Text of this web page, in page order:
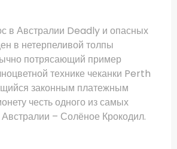
в Австралии Deadly и опасных
в нетерпеливой толпы
потрясающий пример
технике чеканки Perth
законным платежным
честь одного из самых
– Солёное Крокодил.